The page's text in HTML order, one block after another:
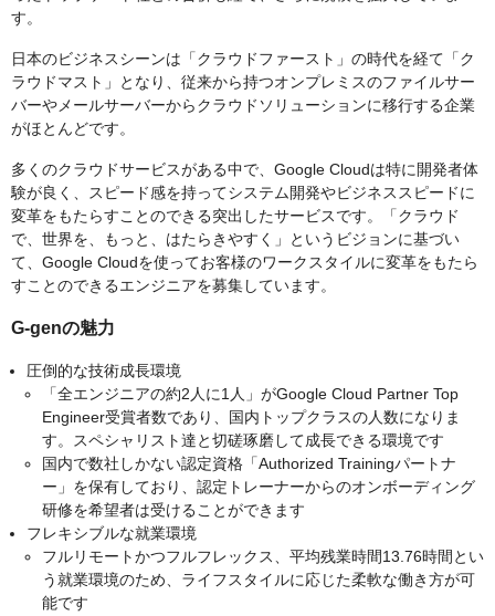
す。
日本のビジネスシーンは「クラウドファースト」の時代を経て「ク
ラウドマスト」となり、従来から持つオンプレミスのファイルサー
バーやメールサーバーからクラウドソリューションに移行する企業
がほとんどです。
多くのクラウドサービスがある中で、Google Cloudは特に開発者体
験が良く、スピード感を持ってシステム開発やビジネススピードに
変革をもたらすことのできる突出したサービスです。「クラウド
で、世界を、もっと、はたらきやすく」というビジョンに基づい
て、Google Cloudを使ってお客様のワークスタイルに変革をもたら
すことのできるエンジニアを募集しています。
G-genの魅力
圧倒的な技術成長環境
「全エンジニアの約2人に1人」がGoogle Cloud Partner Top
Engineer受賞者数であり、国内トップクラスの人数になりま
す。スペシャリスト達と切磋琢磨して成長できる環境です
国内で数社しかない認定資格「Authorized Trainingパートナ
ー」を保有しており、認定トレーナーからのオンボーディング
研修を希望者は受けることができます
フレキシブルな就業環境
フルリモートかつフルフレックス、平均残業時間13.76時間とい
う就業環境のため、ライフスタイルに応じた柔軟な働き方が可
能です